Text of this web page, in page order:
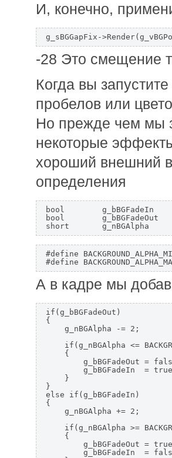
И, конечно,
-28 Это смещение
Когда вы
пробелов или
Но прежде чем мы
некоторые
хороший внешний
определения
bool        g_bBGFadeIn
bool
#define
А в кадре мы
if(g_bBGFadeOut)
{
    g_nBGAlpha -= 2;
if(g_nBGAlpha <=
    {
g_bBGFadeOut =
g_bBGFadeIn  =
    }
}
else if(g_bBGFadeIn)
{
    g_nBGAlpha += 2;
if(g_nBGAlpha >=
    {
g_bBGFadeOut =
g_bBGFadeIn  =